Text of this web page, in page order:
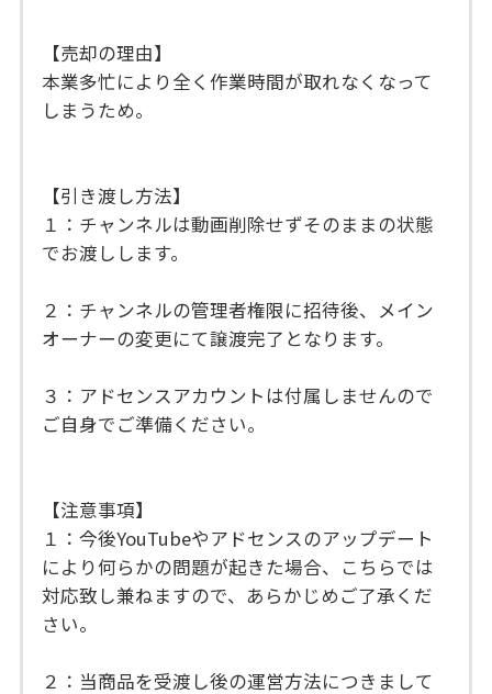
【売却の理由】
本業多忙により全く作業時間が取れなくなって
しまうため。
【引き渡し方法】
１：チャンネルは動画削除せずそのままの状態
でお渡しします。
２：チャンネルの管理者権限に招待後、メイン
オーナーの変更にて譲渡完了となります。
３：アドセンスアカウントは付属しませんので
ご自身でご準備ください。
【注意事項】
１：今後YouTubeやアドセンスのアップデート
により何らかの問題が起きた場合、こちらでは
対応致し兼ねますので、あらかじめご了承くだ
さい。
２：当商品を受渡し後の運営方法につきまして